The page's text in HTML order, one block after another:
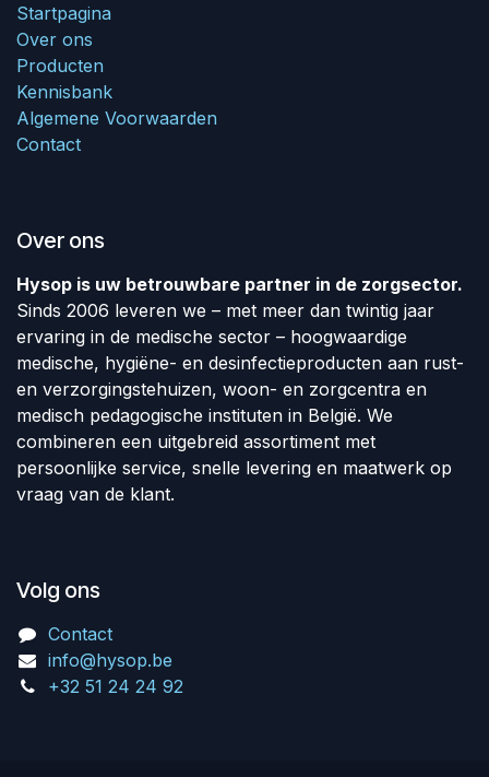
Startpagina
Over ons
Producten
Kennisbank
Algemene Voorwaarden
Contact
Over ons
Hysop is uw betrouwbare partner in de zorgsector.
Sinds 2006 leveren we – met meer dan twintig jaar
ervaring in de medische sector – hoogwaardige
medische, hygiëne- en desinfectieproducten aan rust-
en verzorgingstehuizen, woon- en zorgcentra en
medisch pedagogische instituten in België. We
combineren een uitgebreid assortiment met
persoonlijke service, snelle levering en maatwerk op
vraag van de klant.
Volg ons
Contact
info@hysop.be
+32 51 24 24 92